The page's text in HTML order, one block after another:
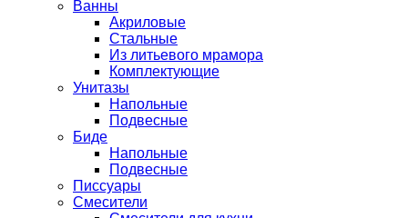
Ванны
Акриловые
Стальные
Из литьевого мрамора
Комплектующие
Унитазы
Напольные
Подвесные
Биде
Напольные
Подвесные
Писсуары
Смесители